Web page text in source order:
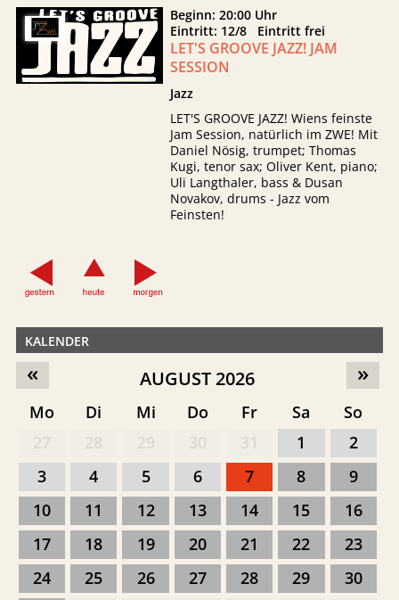
Beginn: 20:00 Uhr
Eintritt: 12/8 Eintritt frei
LET'S GROOVE JAZZ! JAM
SESSION
Jazz
LET'S GROOVE JAZZ! Wiens feinste
Jam Session, natürlich im ZWE! Mit
Daniel Nösig, trumpet; Thomas
Kugi, tenor sax; Oliver Kent, piano;
Uli Langthaler, bass & Dusan
Novakov, drums - Jazz vom
Feinsten!
KALENDER
»
« AUGUST 2026
Mo Di Mi Do Fr Sa
So
1
2
3
4 5 6 7 8
9
10
11 12 13 14 15
16
17
18 19 20 21 22
23
24
25 26 27 28 29
30